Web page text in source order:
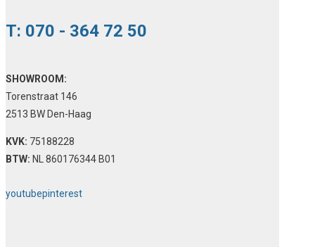
T: 070 - 364 72 50
SHOWROOM:
Torenstraat 146
2513 BW Den-Haag
KVK: 75188228
BTW: NL 860176344 B01
youtubepinterest